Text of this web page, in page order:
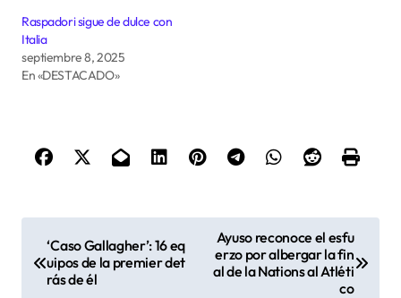
Raspadori sigue de dulce con
Italia
septiembre 8, 2025
En «DESTACADO»
a
‘Caso Gallagher’: 16 eq
uipos de la premier det
rás de él
Ayuso reconoce el esfu
erzo por albergar la fin
al de la Nations al Atléti
co